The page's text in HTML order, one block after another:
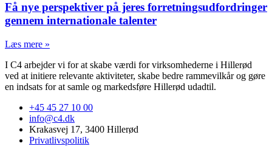
Få nye perspektiver på jeres forretningsudfordringer
gennem internationale talenter
Læs mere »
I C4 arbejder vi for at skabe værdi for virksomhederne i Hillerød
ved at initiere relevante aktiviteter, skabe bedre rammevilkår og gøre
en indsats for at samle og markedsføre Hillerød udadtil.
+45 45 27 10 00
info@c4.dk
Krakasvej 17, 3400 Hillerød
Privatlivspolitik